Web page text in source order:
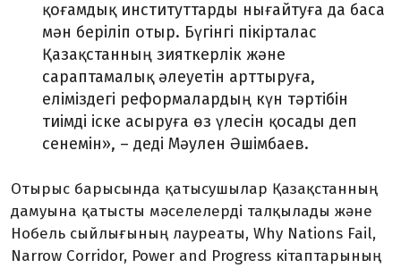
қоғамдық институттарды нығайтуға да баса
мән беріліп отыр. Бүгінгі пікірталас
Қазақстанның зият­керлік және
сараптамалық әлеуетін арттыруға,
еліміздегі реформалардың күн тәртібін
тиімді іске асыруға өз үлесін қосады деп
сенемін», – деді Мәулен Әшімбаев.
Отырыс барысында қатысушылар Қазақстанның
дамуына қатысты мәселелерді талқылады және
Нобель сыйлығының лауреаты, Why Nations Fail,
Narrow Corridor, Power and Progress кітаптарының